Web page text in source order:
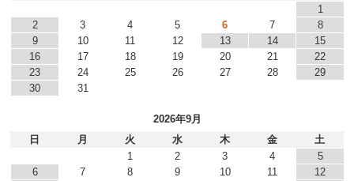
1
2
3 4 5 6 7
8
9
10 11 12 13 14
15
16
17 18 19 20 21
22
23
24 25 26 27 28
29
30
31
2026年9月
日
月 火 水 木 金
土
1
2 3 4
5
6
7 8 9 10 11
12